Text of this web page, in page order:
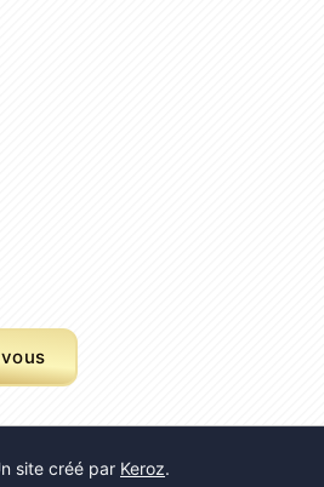
site créé par Keroz.